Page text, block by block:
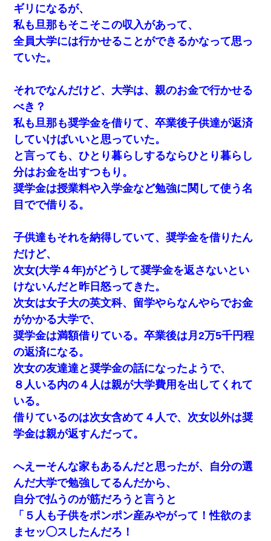
ギリになるが、
私も旦那もそこそこの収入があって、
全員大学には行かせることができるかなって思っ
ていた。
それでなんだけど、大学は、親のお金で行かせる
べき？
私も旦那も奨学金を借りて、卒業後子供達が返済
していけばいいと思っていた。
と言っても、ひとり暮らしするならひとり暮らし
分はお金を出すつもり。
奨学金は授業料や入学金など勉強に関して使う名
目でで借りる。
子供達もそれを納得していて、奨学金を借りたん
だけど、
次女(大学４年)がどうして奨学金を返さないとい
けないんだと昨日怒ってきた。
次女は女子大の英文科、留学やらなんやらでお金
がかかる大学で、
奨学金は満額借りている。卒業後は月2万5千円程
の返済になる。
次女の友達達と奨学金の話になったようで、
８人いる内の４人は親が大学費用を出してくれて
いる。
借りているのは次女含めて４人で、次女以外は奨
学金は親が返すんだって。
へえーそんな家もあるんだと思ったが、自分の選
んだ大学で勉強してるんだから、
自分で払うのが筋だろうと言うと
「５人も子供をポンポン産みやがって！性欲のま
まセッ◯スしたんだろ！